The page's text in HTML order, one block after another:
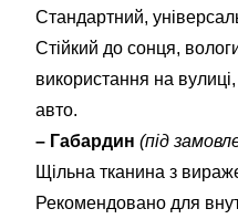
Стандартний,
Стійкий до сонця,
використання на
авто.
– Габардин (під
Щільна тканина з
Рекомендовано для